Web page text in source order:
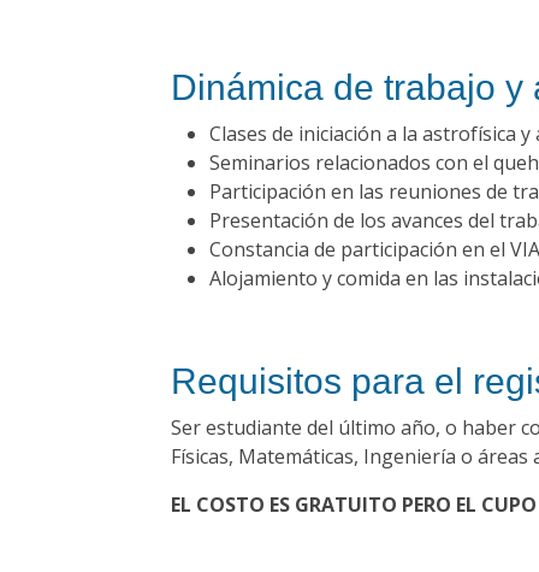
Dinámica de trabajo y
Clases de iniciación a la astrofísica
Seminarios relacionados con el
Participación en las reuniones de
Presentación de los avances del
Constancia de participación en el
Alojamiento y comida en las
Requisitos para el
Ser estudiante del último año, o haber
Físicas, Matemáticas, Ingeniería o
EL COSTO ES GRATUITO PERO EL